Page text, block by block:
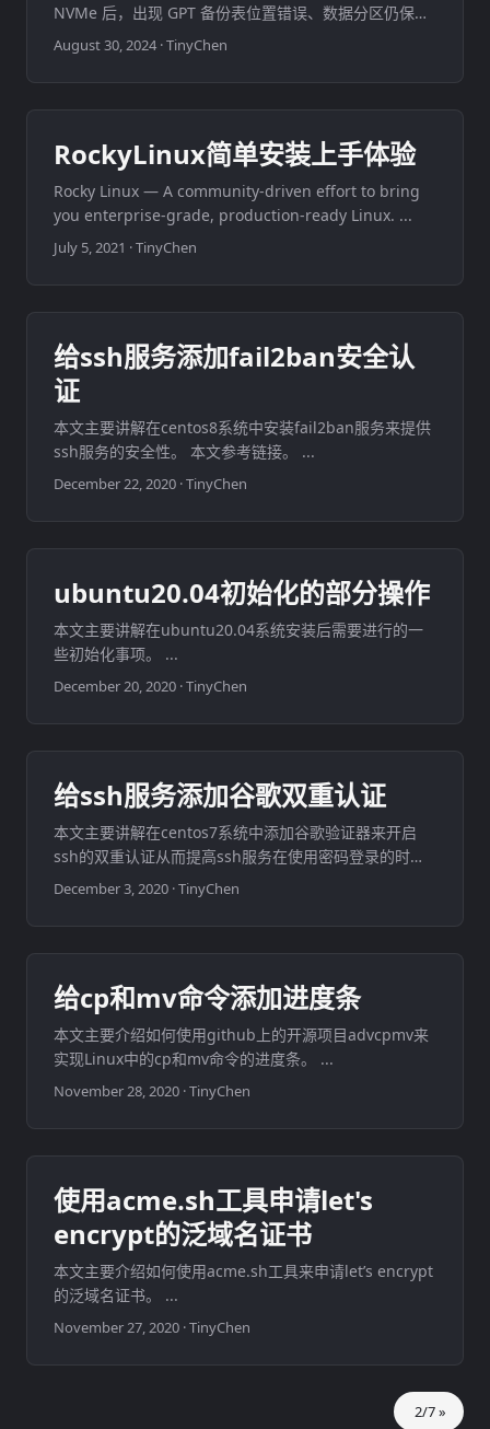
NVMe 后，出现 GPT 备份表位置错误、数据分区仍保持
旧容量时的处理步骤：用 gdisk 修复 GPT 并扩展末尾分
区，再用 e2fsck / resize2fs 扩展 ext 文件系统。 ...
August 30, 2024 ·TinyChen
RockyLinux简单安装上手体验
Rocky Linux — A community-driven effort to bring
you enterprise-grade, production-ready Linux. ...
July 5, 2021 ·TinyChen
给ssh服务添加fail2ban安全认
证
本文主要讲解在centos8系统中安装fail2ban服务来提供
ssh服务的安全性。 本文参考链接。 ...
December 22, 2020 ·TinyChen
ubuntu20.04初始化的部分操作
本文主要讲解在ubuntu20.04系统安装后需要进行的一
些初始化事项。 ...
December 20, 2020 ·TinyChen
给ssh服务添加谷歌双重认证
本文主要讲解在centos7系统中添加谷歌验证器来开启
ssh的双重认证从而提高ssh服务在使用密码登录的时候
的安全性。 ...
December 3, 2020 ·TinyChen
给cp和mv命令添加进度条
本文主要介绍如何使用github上的开源项目advcpmv来
实现Linux中的cp和mv命令的进度条。 ...
November 28, 2020 ·TinyChen
使用acme.sh工具申请let's
encrypt的泛域名证书
本文主要介绍如何使用acme.sh工具来申请let’s encrypt
的泛域名证书。 ...
November 27, 2020 ·TinyChen
2/7 »